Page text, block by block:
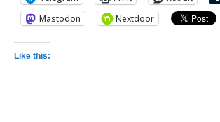
Mastodon
Nextdoor
Like this: